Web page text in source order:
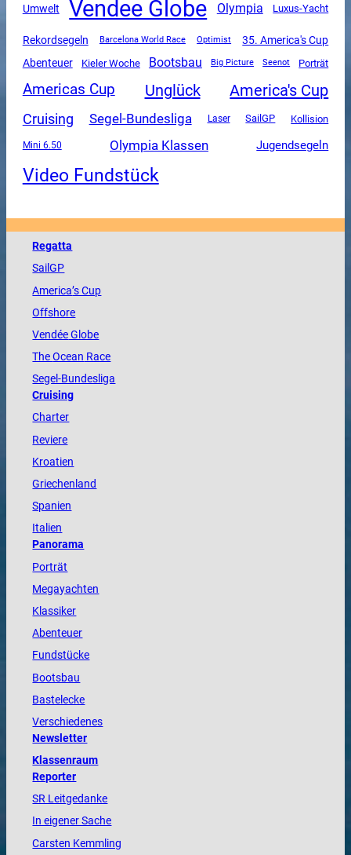
Umwelt Vendee Globe Olympia Luxus-Yacht
Rekordsegeln Barcelona World Race Optimist
35. America's Cup
Abenteuer
Kieler Woche Bootsbau Big Picture Seenot Porträt
Americas Cup Unglück America's Cup
Cruising Segel-Bundesliga Laser SailGP Kollision
Mini 6.50 Olympia Klassen Jugendsegeln
Video Fundstück
Regatta
SailGP
America’s Cup
Offshore
VendéeGlobe
TheOcean Race
Segel-Bundesliga
Cruising
Charter
Reviere
Kroatien
Griechenland
Spanien
Italien
Panorama
Porträt
Megayachten
Klassiker
Abenteuer
Fundstücke
Bootsbau
Bastelecke
Verschiedenes
Newsletter
Klassenraum
Reporter
SR Leitgedanke
In eigener Sache
Carsten Kemmling